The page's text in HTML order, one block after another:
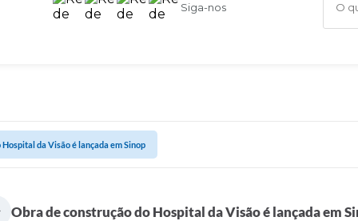
Siga-nos O
da Visão é lançada em Sinop
Obra de construção do Hospital da Visão é lançada em